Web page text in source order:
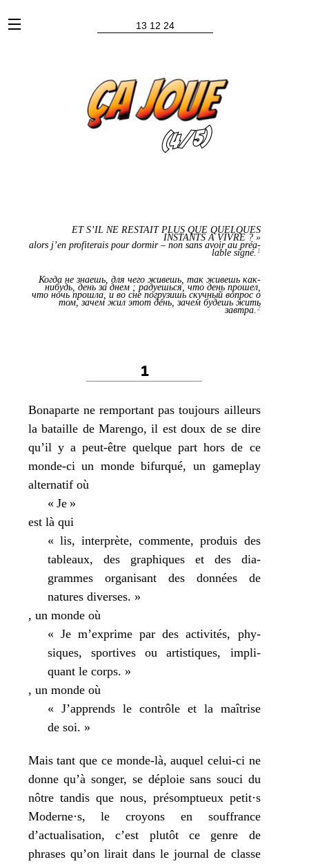
x 13 12 24
ET S’IL NE RESTAIT PLUS QUE QUELQUES
INSTANTS À VIVRE ? »
alors j’en pro­fi­te­rais pour dor­mir – non sans avoir au préa­
lable signé. 1
Когда не знаешь, для чего живешь, так живешь как-
нибудь, день за днем ; радуешься, что день прошел,
что ночь прошла, и во сне погрузишь скучный вопрос о
том, зачем жил этот день, зачем будешь жить
завтра. 2
1
Bonaparte ne rem­por­tant pas tou­jours ailleurs
la bataille de Marengo, il est doux de se dire
qu’il y a peut-être quelque part hors de ce
monde-ci un monde bifur­qué, un game­play
alter­na­tif où
« Je »
est là qui
« lis, inter­prète, com­mente, pro­duis des
tableaux, des gra­phiques et des dia­
grammes orga­ni­sant des don­nées de
natures diverses. »
, un monde où
« Je m’exprime par des acti­vi­tés, phy­
siques, spor­tives ou artis­tiques, impli­
quant le corps. »
, un monde où
« J’apprends le contrôle et la maî­trise
de soi. »
Mais tant que ce monde-là, auquel celui-ci ne
donne qu’à son­ger, se déploie sans sou­ci du
nôtre tan­dis que nous, pré­somp­tueux petit·s
Moderne·s, le croyons en souf­france
d’actualisation, c’est plu­tôt ce genre de
phrases qu’on lirait dans le jour­nal de classe